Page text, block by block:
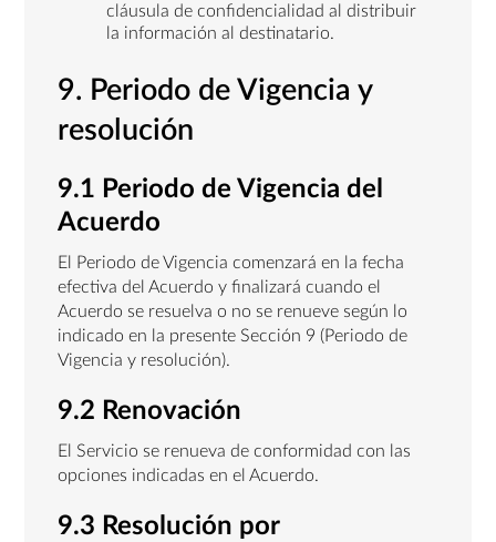
cláusula de confidencialidad al distribuir
la información al destinatario.
9. Periodo de Vigencia y
resolución
9.1 Periodo de Vigencia del
Acuerdo
El Periodo de Vigencia comenzará en la fecha
efectiva del Acuerdo y finalizará cuando el
Acuerdo se resuelva o no se renueve según lo
indicado en la presente Sección 9 (Periodo de
Vigencia y resolución).
9.2 Renovación
El Servicio se renueva de conformidad con las
opciones indicadas en el Acuerdo.
9.3 Resolución por